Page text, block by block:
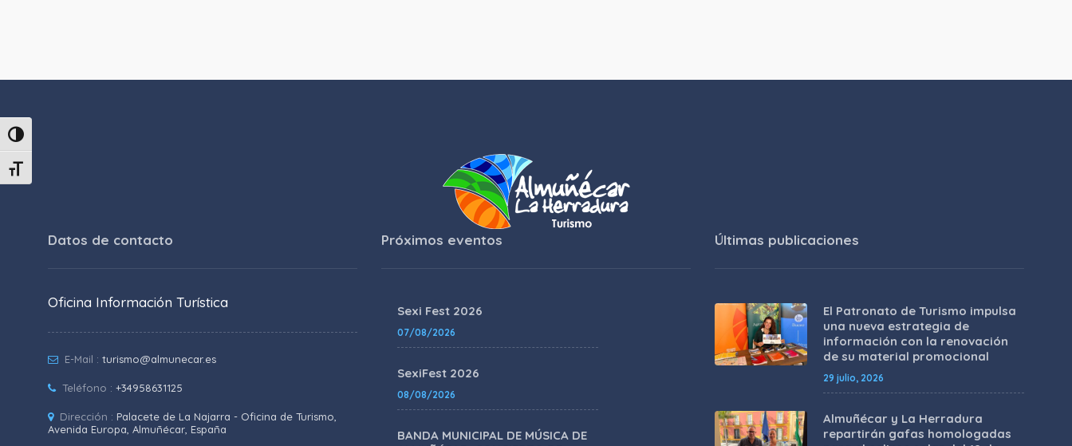
Alternar alto contraste
Alternar tamaño de letra
Datos de contacto
Oficina Información Turística
E-Mail : turismo@almunecar.es
Teléfono : +34958631125
Dirección : Palacete de La Najarra - Oficina de Turismo,
Avenida Europa, Almuñécar, España
Próximos eventos
Sexi Fest 2026
07/08/2026
SexiFest 2026
08/08/2026
BANDA MUNICIPAL DE MÚSICA DE
Últimas publicaciones
El Patronato de Turismo impulsa
una nueva estrategia de
información con la renovación
de su material promocional
29 julio, 2026
Almuñécar y La Herradura
repartirán gafas homologadas